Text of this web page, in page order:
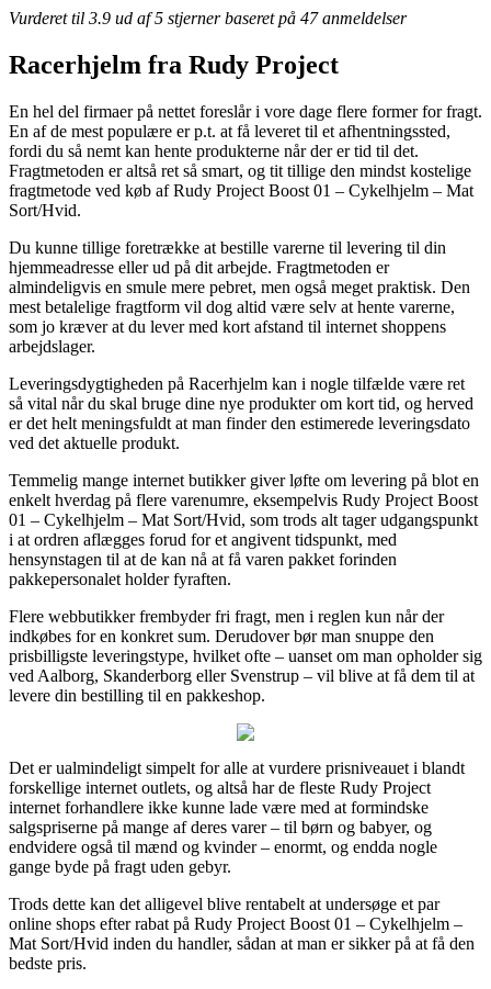
Vurderet til 3.9 ud af 5 stjerner baseret på 47anmeldelser
Racerhjelm fra Rudy Project
En hel del firmaer på nettet foreslår i vore dage flere former for fragt.
En af de mest populære er p.t. at få leveret til et afhentningssted,
fordi du så nemt kan hente produkterne når der er tid til det.
Fragtmetoden er altså ret så smart, og tit tillige den mindst kostelige
fragtmetode ved køb af Rudy Project Boost 01 – Cykelhjelm – Mat
Sort/Hvid.
Du kunne tillige foretrække at bestille varerne til levering til din
hjemmeadresse eller ud på dit arbejde. Fragtmetoden er
almindeligvis en smule mere pebret, men også meget praktisk. Den
mest betalelige fragtform vil dog altid være selv at hente varerne,
som jo kræver at du lever med kort afstand til internet shoppens
arbejdslager.
Leveringsdygtigheden på Racerhjelm kan i nogle tilfælde være ret
så vital når du skal bruge dine nye produkter om kort tid, og herved
er det helt meningsfuldt at man finder den estimerede leveringsdato
ved det aktuelle produkt.
Temmelig mange internet butikker giver løfte om levering på blot en
enkelt hverdag på flere varenumre, eksempelvis Rudy Project Boost
01 – Cykelhjelm – Mat Sort/Hvid, som trods alt tager udgangspunkt
i at ordren aflægges forud for et angivent tidspunkt, med
hensynstagen til at de kan nå at få varen pakket forinden
pakkepersonalet holder fyraften.
Flere webbutikker frembyder fri fragt, men i reglen kun når der
indkøbes for en konkret sum. Derudover bør man snuppe den
prisbilligste leveringstype, hvilket ofte – uanset om man opholder sig
ved Aalborg, Skanderborg eller Svenstrup – vil blive at få dem til at
levere din bestilling til en pakkeshop.
Det er ualmindeligt simpelt for alle at vurdere prisniveauet i blandt
forskellige internet outlets, og altså har de fleste Rudy Project
internet forhandlere ikke kunne lade være med at formindske
salgspriserne på mange af deres varer – til børn og babyer, og
endvidere også til mænd og kvinder – enormt, og endda nogle
gange byde på fragt uden gebyr.
Trods dette kan det alligevel blive rentabelt at undersøge et par
online shops efter rabat på Rudy Project Boost 01 – Cykelhjelm –
Mat Sort/Hvid inden du handler, sådan at man er sikker på at få den
bedste pris.